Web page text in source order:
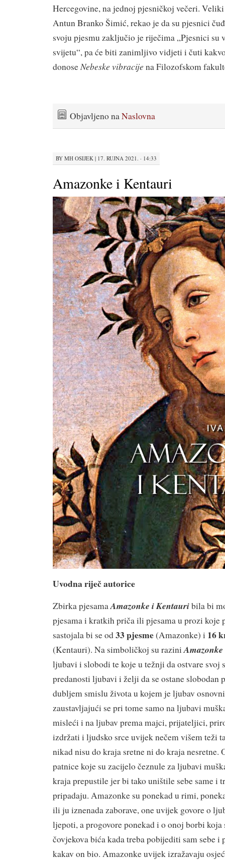
Hercegovine, na jednoj pjesničkoj večeri.
Antun Branko Šimić, rekao je da su pjesnici
svoju pjesmu zaključio je riječima „Pjesnici su
svijetu“, pa će biti zanimljivo vidjeti i čuti
donose Nebeske vibracije na Filozofskom
Objavljeno na Naslovna
BY MH OSIJEK | 17. RUJNA 2021. · 14:33
Amazonke i Kentauri
Uvodna riječ autorice
Zbirka pjesamaAmazonke i Kentauribila bi
pjesama i kratkih priča ili pjesama u prozi koje
sastojala bi se od33 pjesme(Amazonke) i 16
(Kentauri). Na simboličkoj su raziniAmazonke
ljubavi i slobodi te koje u težnji da ostvare svoj
predanosti ljubavi i želji da se ostane slobodan
dubljem smislu života u kojem je ljubav
zau­stavljajući se pri tome samo na ljubavi
misleći i na ljubav prema majci, prijateljici,
izdržati i ljudsko srce uvijek nečem višem teži
nikad nisu do kraja sretne ni do kraja nesretne.
patnice koje su zacijelo čeznule za lju­bavi
kraja prepustile jer bi tako uništile sebe same i
pripadaju. Amazonke su ponekad u rimi,
ili ju iznenada zaborave, one uvijek govore o
ljepoti, a progovore ponekad i o onoj borbi
čovjekova bića kada treba pobijediti sam sebe i
kakav on bio. Amazonke uvijek izražavaju